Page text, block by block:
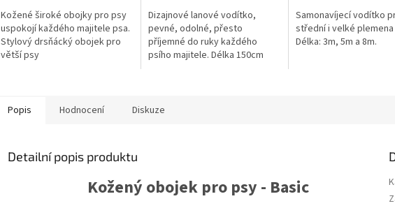
z
5
hvězdiček.
Kožené široké obojky pro psy
uspokojí každého majitele psa.
Stylový drsňácký obojek pro
větší psy
Dizajnové lanové vodítko,
pevné, odolné, přesto
příjemné do ruky každého
psího majitele. Délka 150cm
z
5
hvězdiček.
Samonavíjecí vodítko
střední i velké plemena
Délka: 3m, 5m a 8m.
Popis Hodnocení Diskuze
Detailní popis produktu
Kožený obojek pro psy - Basic